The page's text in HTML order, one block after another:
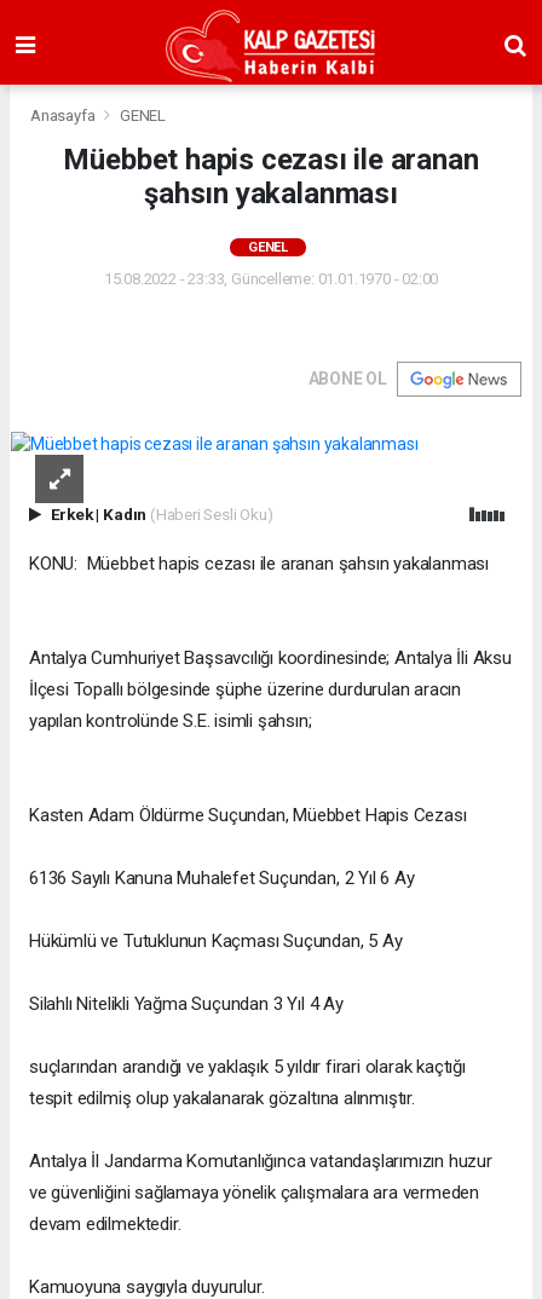
Anasayfa GENEL
Müebbet hapis cezası ile aranan
şahsın yakalanması
GENEL
15.08.2022 - 23:33, Güncelleme: 01.01.1970 - 02:00
ABONE OL
Erkek| Kadın (Haberi Sesli Oku)
KONU: Müebbet hapis cezası ile aranan şahsın yakalanması
Antalya Cumhuriyet Başsavcılığı koordinesinde; Antalya İli Aksu
İlçesi Topallı bölgesinde şüphe üzerine durdurulan aracın
yapılan kontrolünde S.E. isimli şahsın;
Kasten Adam Öldürme Suçundan, Müebbet Hapis Cezası
6136 Sayılı Kanuna Muhalefet Suçundan, 2 Yıl 6 Ay
Hükümlü ve Tutuklunun Kaçması Suçundan, 5 Ay
Silahlı Nitelikli Yağma Suçundan 3 Yıl 4 Ay
suçlarından arandığı ve yaklaşık 5 yıldır firari olarak kaçtığı
tespit edilmiş olup yakalanarak gözaltına alınmıştır.
Antalya İl Jandarma Komutanlığınca vatandaşlarımızın huzur
ve güvenliğini sağlamaya yönelik çalışmalara ara vermeden
devam edilmektedir.
Kamuoyuna saygıyla duyurulur.